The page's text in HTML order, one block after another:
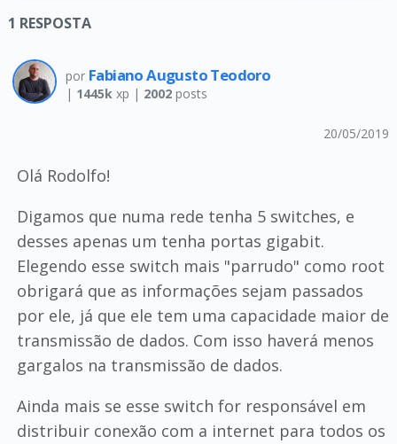
1 RESPOSTA
por Fabiano Augusto Teodoro
| 1445kxp | 2002posts
20/05/2019
Olá Rodolfo!
Digamos que numa rede tenha 5 switches, e
desses apenas um tenha portas gigabit.
Elegendo esse switch mais "parrudo" como root
obrigará que as informações sejam passados
por ele, já que ele tem uma capacidade maior de
transmissão de dados. Com isso haverá menos
gargalos na transmissão de dados.
Ainda mais se esse switch for responsável em
distribuir conexão com a internet para todos os